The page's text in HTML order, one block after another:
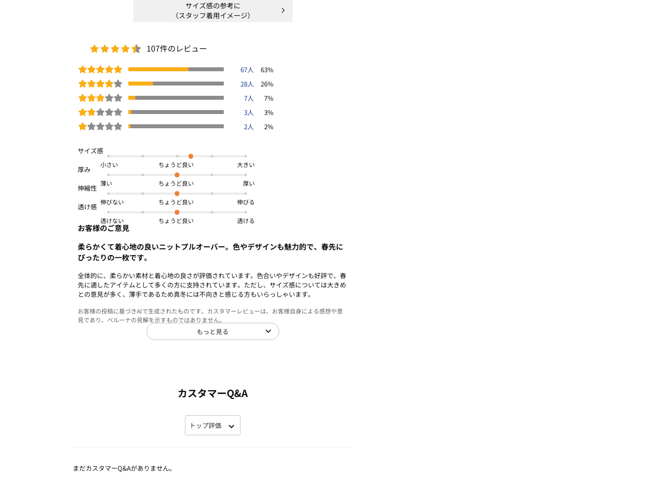
着心地：なめらかで肌当たりが良い
＊＊＊＊＊＊＊＊＊＊＊＊＊＊＊＊＊＊＊＊＊＊
※商品画像は、光の当たり具合やパソコンやスマートフォンなどの閲覧環境に
より、実際の色味と異なって見える場合がございます。
予めご了承ください。
□洗濯機OK
体型カバー 秋冬号
商品番号：OFWI-00251
サイズ感の参考に
（スタッフ着用イメージ）
107件のレビュー
67人
63%
28人
26%
7人
7%
3人
3%
2人
2%
小さい 大きい
薄い 厚い
伸びない 伸びる
透けない 透ける
お客様のご意見
柔らかくて着心地の良いニットプルオーバー。色やデザインも魅力的で、春先に
ぴったりの一枚です。
全体的に、柔らかい素材と着心地の良さが評価されています。色合いやデザインも好評で、春
先に適したアイテムとして多くの方に支持されています。ただし、サイズ感については大きめ
との意見が多く、薄手であるため真冬には不向きと感じる方もいらっしゃいます。
お客様の投稿に基づきAIで生成されたものです。カスタマーレビューは、お客様自身による感想や意
見であり、ベルーナの見解を示すものではありません。
もっと見る
カスタマーQ&A
まだカスタマーQ&Aがありません。